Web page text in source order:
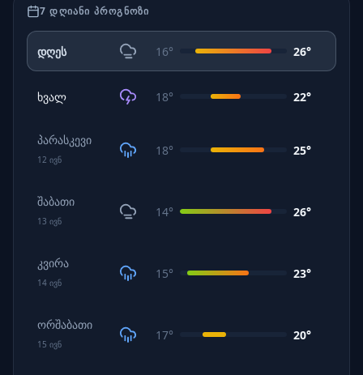
7 ᲓᲦᲘᲐᲜᲘ ᲞᲠᲝᲒᲜᲝᲖᲘ
დღეს 16° 26°
ხვალ 18° 22°
პარასკევი
12 ივნ
18° 25°
შაბათი
13 ივნ
14° 26°
კვირა
14 ივნ
15° 23°
ორშაბათი
15 ივნ
17° 20°